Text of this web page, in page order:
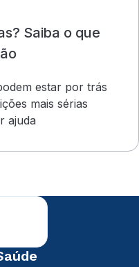
Saiba o que
estar por trás
mais sérias
ajuda